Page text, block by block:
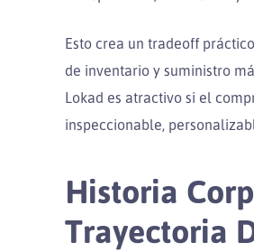
Esto crea un tradeoff
de inventario y suministro
Lokad es atractivo si el
inspeccionable,
Historia
Trayectoria